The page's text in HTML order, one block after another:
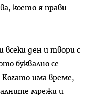
което я прави
ден и твори с
буквално се
има време,
мрежи и